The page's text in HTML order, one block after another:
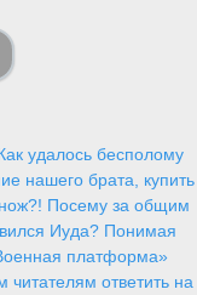
удалось бесполому
нашего брата, купить
нож?! Посему за общим
Иуда? Понимая
платформа»
ответить на